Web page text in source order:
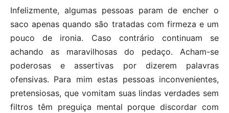
Infelizmente, algumas pessoas param de encher o
saco apenas quando são tratadas com firmeza e um
pouco de ironia. Caso contrário continuam se
achando as maravilhosas do pedaço. Acham-se
poderosas e assertivas por dizerem palavras
ofensivas. Para mim estas pessoas inconvenientes,
pretensiosas, que vomitam suas lindas verdades sem
filtros têm preguiça mental porque discordar com